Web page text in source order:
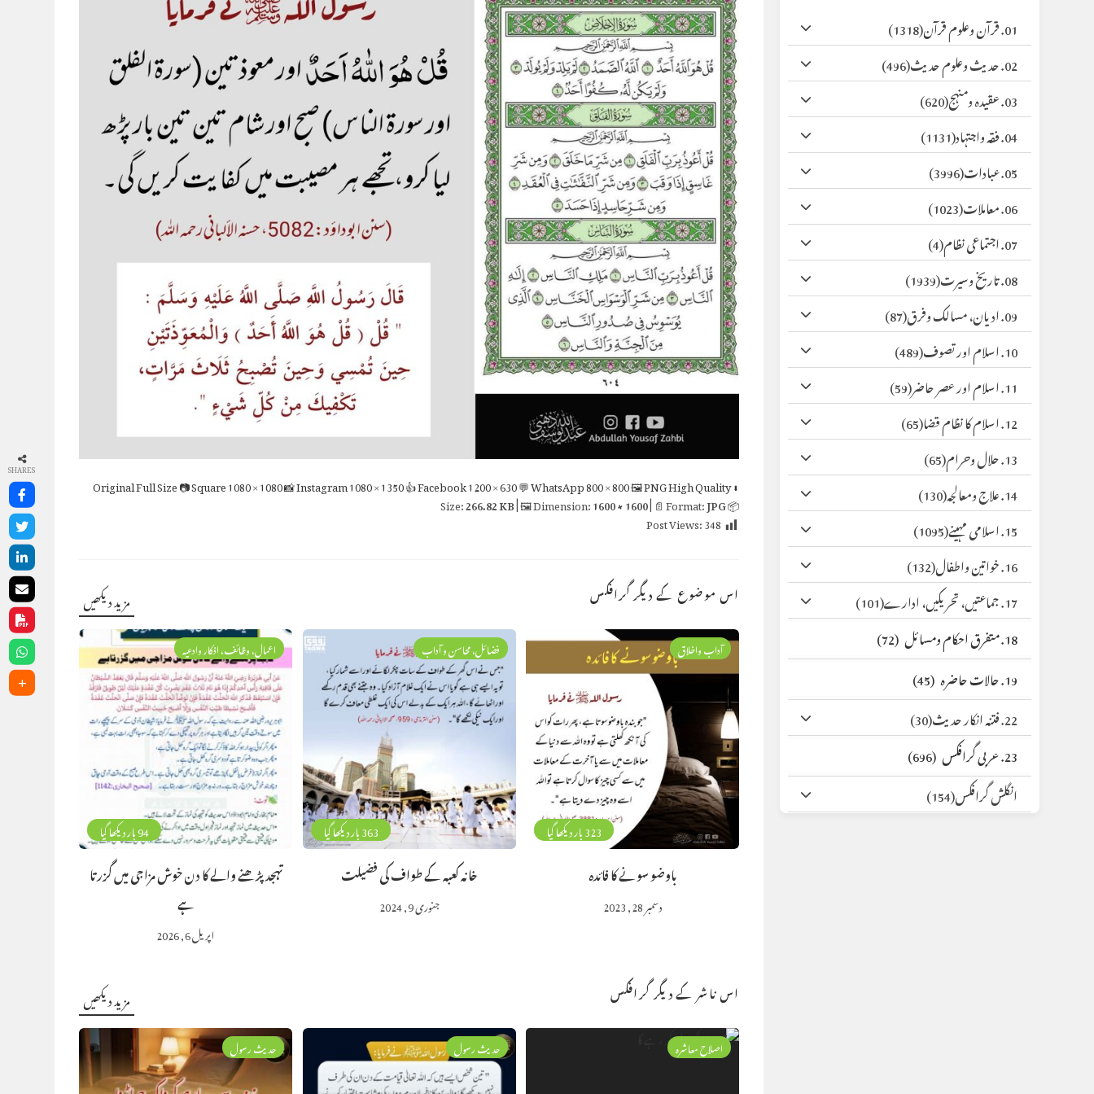
⬇ Original
Full Size📷 Square1080 × 1080📸 Instagram1080 × 1350👍 Facebook1200 × 630💬 WhatsApp800 × 800🖼 PNGHigh Quality
📦 Size:
266.82 KB| 🖼 Dimension:1600 × 1600| 📄 Format:JPG
Post Views:348
اس موضوع کے دیگر گرافکس مزید دیکھیں
94 بار دیکھا گیا
اعمال، وظائف، اذکار وادعیہ
تہجد پڑھنے والے کا دن خوش مزاجی میں گزرتا
ہے
اپریل 6, 2026
363 بار دیکھا گیا
فضائل، محاسن و آداب
خانہ کعبہ کے طواف کی فضیلت
جنوری 9, 2024
323 بار دیکھا گیا
آداب واخلاق
باوضو سونے کا فائدہ
دسمبر 28, 2023
اس ناشر کے دیگر گرافکس مزید دیکھیں
حدیث رسول حدیث رسول اصلاح معاشرہ
01. قرآن وعلوم قرآن
(1318)
02. حدیث وعلوم حدیث
(496)
03. عقیدہ ومنہج
(620)
04. فقہ واجتہاد
(1131)
05. عبادات
(3996)
06. معاملات
(1023)
07. اجتماعی نظام
(4)
08. تاریخ وسیرت
(1939)
09. ادیان، مسالک وفرق
(87)
10. اسلام اور تصوف
(489)
11. اسلام اور عصر حاضر
(59)
12. اسلام کا نظام قضا
(65)
13. حلال وحرام
(65)
14. علاج ومعالجہ
(130)
15. اسلامی مہینے
(1095)
16. خواتین واطفال
(132)
17. جماعتیں، تحریکیں، ادارے
(101)
18. متفرق احکام ومسائل
(72)
19. حالات حاضرہ
(45)
22. فتنہ انکار حدیث
(30)
23. عربی گرافکس
(696)
انگلش گرافکس(154)
SHARES